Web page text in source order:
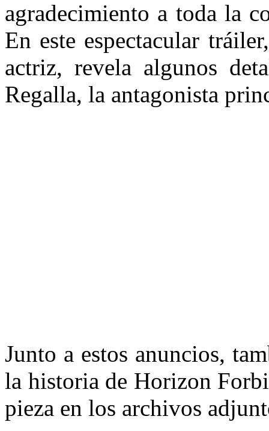
agradecimiento a toda la
En este espectacular
actriz, revela algunos
Regalla, la antagonista
Junto a estos anuncios,
la historia de Horizon
pieza en los archivos